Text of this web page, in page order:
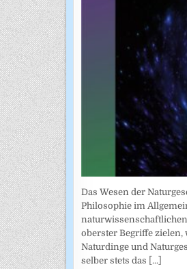
Das Wesen der
Philosophie im
oberster Begriffe zielen,
Naturdinge und
selber stets das [...]